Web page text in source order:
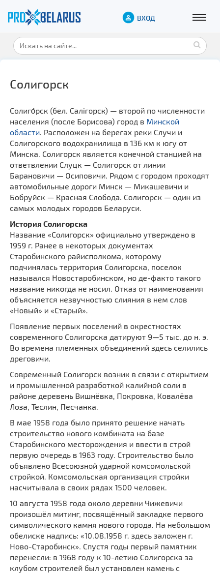
ВХОД
Солигорск
Солиго́рск (бел. Салігорск) — второй по численности
населения (после Борисова) город в Минской
области . Расположен на берегах реки Случи и
Солигорского водохранилища в 136 км к югу от
Минска. Солигорск является конечной станцией на
ответвлении Слуцк — Солигорск от линии
Барановичи — Осиповичи. Рядом с городом проходят
автомобильные дороги Минск — Микашевичи и
Бобруйск — Красная Слобода. Солигорск — один из
самых молодых городов Беларуси.
История Солигорска
Название «Солигорск» официально утверждено в
1959 г. Ранее в некоторых документах
Старобинского райисполкома, которому
подчинялась территория Солигорска, поселок
назывался Новостаробинском, но де-факто такого
название никогда не носил. Отказ от наименования
объясняется незвучностью слияния в нем слов
«Новый» и «Старый».
Появление первых поселений в окрестностях
современного Солигорска датируют 9—5 тыс. до н. э.
Во времена племенных объединений здесь селились
дреговичи.
Современный Солигорск возник в связи с открытием
и промышленной разработкой калийной соли в
районе деревень Вишнёвка, Покровка, Ковалёва
Лоза, Теслин, Песчанка.
В мае 1958 года было принято решение начать
строительство нового комбината на базе
Старобинского месторождения и ввести в строй
первую очередь в 1963 году. Строительство было
объявлено Всесоюзной ударной комсомольской
стройкой. Комсомольская организация стройки
насчитывала в своих рядах 1500 человек.
10 августа 1958 года около деревни Чижевичи
произошёл митинг, посвящённый закладке первого
символического камня нового города. На небольшом
обелиске надпись: «10.08.1958 г. здесь заложен г.
Ново-Старобинск». Спустя годы первый памятник
перенесли: в 1968 году к 10-летию Солигорска за
клубом строителей был установлен камень с